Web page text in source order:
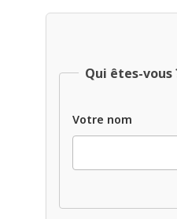
Qui êtes-vous
Votre nom